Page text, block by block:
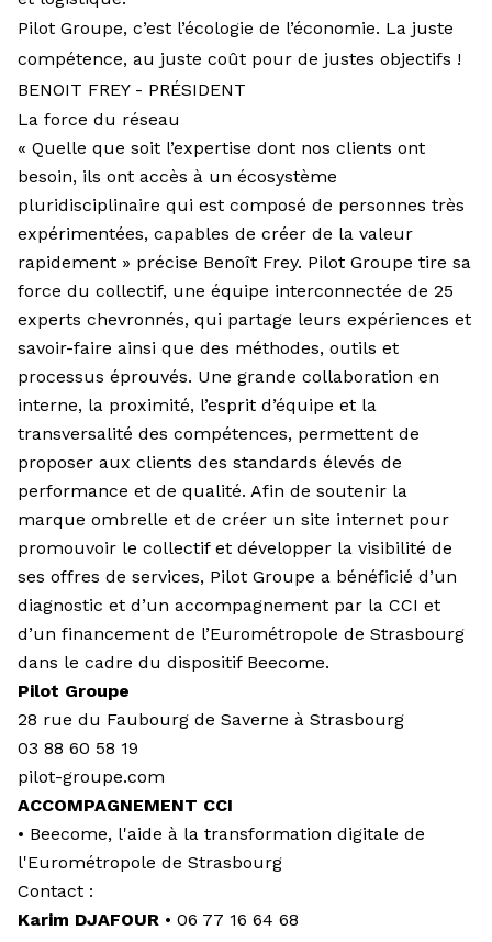
Pilot Groupe, c’est l’écologie de l’économie. La juste
compétence, au juste coût pour de justes objectifs !
BENOIT FREY - PRÉSIDENT
La force du réseau
« Quelle que soit l’expertise dont nos clients ont
besoin, ils ont accès à un écosystème
pluridisciplinaire qui est composé de personnes très
expérimentées, capables de créer de la valeur
rapidement » précise Benoît Frey. Pilot Groupe tire sa
force du collectif, une équipe interconnectée de 25
experts chevronnés, qui partage leurs expériences et
savoir-faire ainsi que des méthodes, outils et
processus éprouvés. Une grande collaboration en
interne, la proximité, l’esprit d’équipe et la
transversalité des compétences, permettent de
proposer aux clients des standards élevés de
performance et de qualité. Afin de soutenir la
marque ombrelle et de créer un site internet pour
promouvoir le collectif et développer la visibilité de
ses offres de services, Pilot Groupe a bénéficié d’un
diagnostic et d’un accompagnement par la CCI et
d’un financement de l’Eurométropole de Strasbourg
dans le cadre du dispositif Beecome.
Pilot Groupe
28 rue du Faubourg de Saverne à Strasbourg
03 88 60 58 19
pilot-groupe.com
ACCOMPAGNEMENT CCI
• Beecome, l'aide à la transformation digitale de
l'Eurométropole de Strasbourg
Contact :
Karim DJAFOUR • 06 77 16 64 68